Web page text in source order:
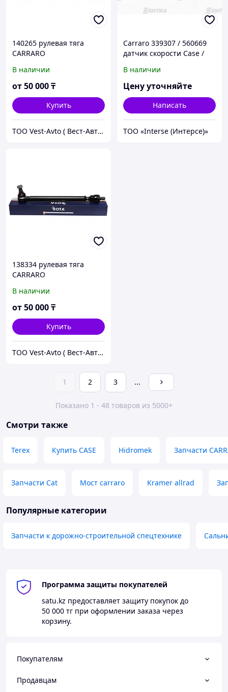
140265 рулевая тяга
CARRARO
В наличии
от50 000₸
Купить
ТОО Vest-Avto ( Вест-Авто )
Carraro 339307 / 560669
датчик скорости Case /
В наличии
Цену уточняйте
Написать
ТОО «Interse (Интерсе)»
138334 рулевая тяга
CARRARO
В наличии
от50 000₸
Купить
ТОО Vest-Avto ( Вест-Авто )
1 2 3 ...
Показано 1 - 48 товаров из 5000+
Смотри также
Terex Купить CASE Hidromek Запчасти
Запчасти Cat Мост carraro Kramer allrad
Популярные категории
Запчасти к дорожно-строительной спецтехнике
Программа защиты покупателей
satu.kz предоставляет защиту покупок до
50 000 тг при оформлении заказа через
корзину.
Покупателям
Продавцам